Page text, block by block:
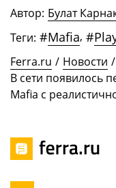
Автор: Булат
Теги: #Mafia, #
Ferra.ru / Новости /
В сети появилось
Mafia с